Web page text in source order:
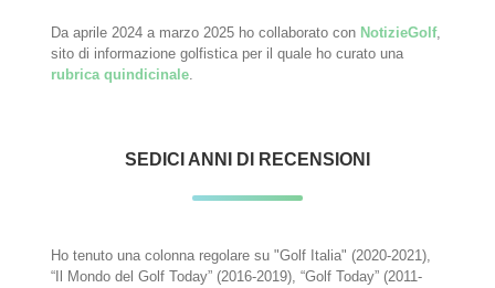
Da aprile 2024 a marzo 2025 ho collaborato con NotizieGolf,
sito di informazione golfistica per il quale ho curato una
rubrica quindicinale
SEDICI ANNI DI RECENSIONI
Ho tenuto una colonna regolare su "Golf Italia" (2020-2021),
“Il Mondo del Golf Today” (2016-2019), “Golf Today” (2011-